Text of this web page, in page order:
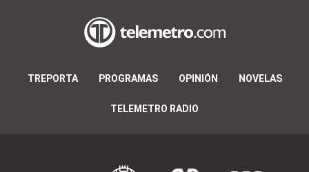
TREPORTA PROGRAMAS OPINIÓN NOVELAS
TELEMETRO RADIO